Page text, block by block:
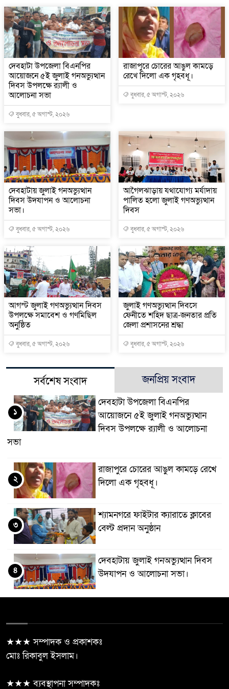
দেবহাটা উপজেলা বিএনপির
আয়োজনে ৫ই জুলাই গনঅভ্যুত্থান
দিবস উপলক্ষে র‍্যালী ও
আলোচনা সভা
বুধবার, ৫ অগাস্ট, ২০২৬
রাজাপুরে চোরের আঙুল কামড়ে
রেখে দিলো এক গৃহবধূ।
বুধবার, ৫ অগাস্ট, ২০২৬
দেবহাটায় জুলাই গনঅভ্যুত্থান
দিবস উদযাপন ও আলোচনা
সভা।
বুধবার, ৫ অগাস্ট, ২০২৬
আগৈলঝাড়ায় যথাযোগ্য মর্যাদায়
পালিত হলো জুলাই গণঅভ্যুত্থান
দিবস
বুধবার, ৫ অগাস্ট, ২০২৬
আগস্ট জুলাই গণঅভ্যুত্থান দিবস
উপলক্ষে সমাবেশ ও গণমিছিল
অনুষ্ঠিত
বুধবার, ৫ অগাস্ট, ২০২৬
জুলাই গণঅভ্যুত্থান দিবসে
ফেনীতে শহিদ ছাত্র-জনতার প্রতি
জেলা প্রশাসনের শ্রদ্ধা
বুধবার, ৫ অগাস্ট, ২০২৬
সর্বশেষ সংবাদ জনপ্রিয় সংবাদ
দেবহাটা উপজেলা বিএনপির
আয়োজনে ৫ই জুলাই গনঅভ্যুত্থান
দিবস উপলক্ষে র‍্যালী ও আলোচনা
সভা
১
রাজাপুরে চোরের আঙুল কামড়ে রেখে
দিলো এক গৃহবধূ।
২
শ্যামনগরে ফাইটার ক্যারাতে ক্লাবের
বেল্ট প্রদান অনুষ্ঠান
৩
দেবহাটায় জুলাই গনঅভ্যুত্থান দিবস
উদযাপন ও আলোচনা সভা।
৪
★★★ সম্পাদক ও প্রকাশকঃ
মোঃ রিকাবুল ইসলাম।
★★★ ব্যবস্থাপনা সম্পাদকঃ